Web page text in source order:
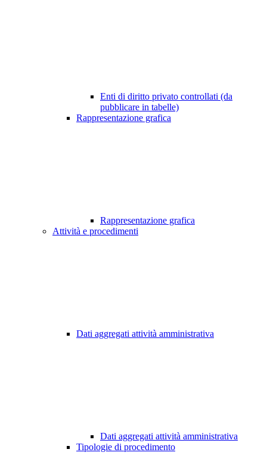
Enti di diritto privato controllati (da
pubblicare in tabelle)
Rappresentazione grafica
Rappresentazione grafica
Attività e procedimenti
Dati aggregati attività amministrativa
Dati aggregati attività amministrativa
Tipologie di procedimento